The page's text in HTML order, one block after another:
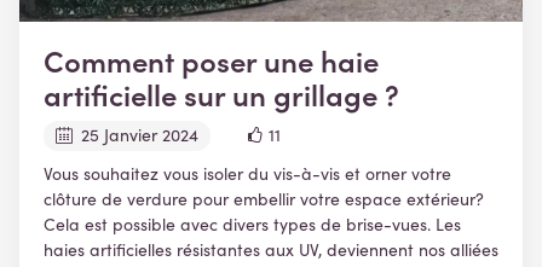
Comment poser une haie
artificielle sur un grillage ?
25 Janvier 2024
11
Vous souhaitez vous isoler du vis-à-vis et orner votre
clôture de verdure pour embellir votre espace extérieur?
Cela est possible avec divers types de brise-vues. Les
haies artificielles résistantes aux UV, deviennent nos alliées